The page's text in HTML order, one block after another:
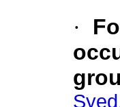
·